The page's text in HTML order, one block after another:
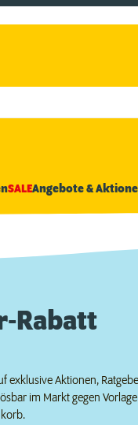
SALEAngebote &
Rabatt
exklusive Aktionen,
im Markt gegen